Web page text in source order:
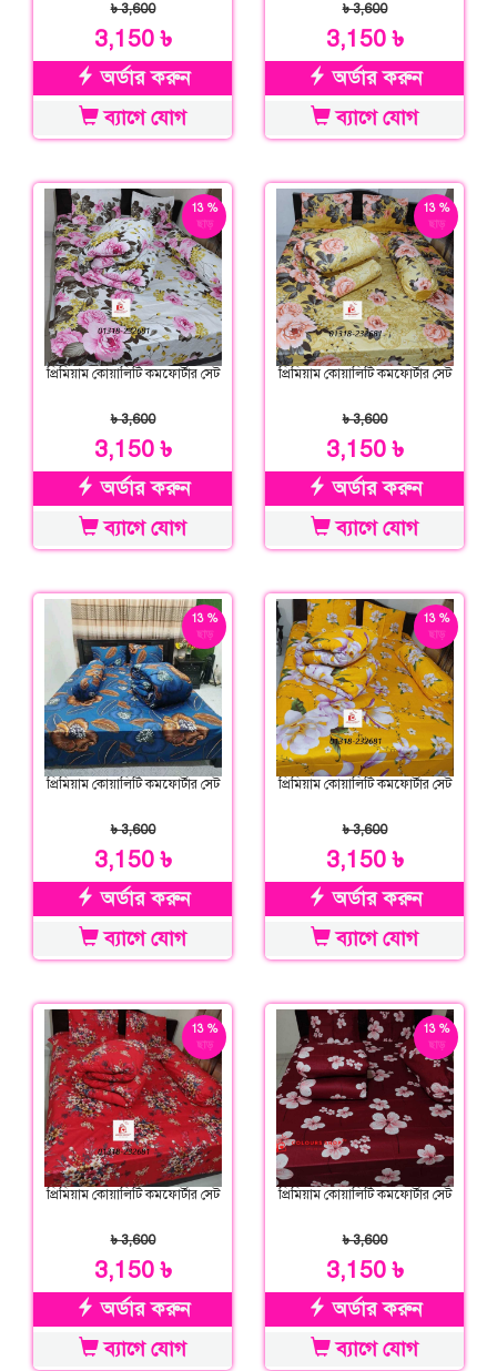
৳ 3,600
3,150 ৳
অর্ডার করুন
ব্যাগে যোগ
৳ 3,600
3,150 ৳
অর্ডার করুন
ব্যাগে যোগ
13 %
ছাড়
প্রিমিয়াম কোয়ালিটি কমফোর্টার সেট
৳ 3,600
3,150 ৳
অর্ডার করুন
ব্যাগে যোগ
13 %
ছাড়
প্রিমিয়াম কোয়ালিটি কমফোর্টার সেট
৳ 3,600
3,150 ৳
অর্ডার করুন
ব্যাগে যোগ
13 %
ছাড়
প্রিমিয়াম কোয়ালিটি কমফোর্টার সেট
৳ 3,600
3,150 ৳
অর্ডার করুন
ব্যাগে যোগ
13 %
ছাড়
প্রিমিয়াম কোয়ালিটি কমফোর্টার সেট
৳ 3,600
3,150 ৳
অর্ডার করুন
ব্যাগে যোগ
13 %
ছাড়
প্রিমিয়াম কোয়ালিটি কমফোর্টার সেট
৳ 3,600
3,150 ৳
অর্ডার করুন
ব্যাগে যোগ
13 %
ছাড়
প্রিমিয়াম কোয়ালিটি কমফোর্টার সেট
৳ 3,600
3,150 ৳
অর্ডার করুন
ব্যাগে যোগ